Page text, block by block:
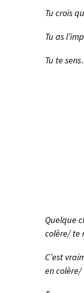
Tu crois
Tu as
Tu te
Quelque
colère/ te
C’est
en colère/